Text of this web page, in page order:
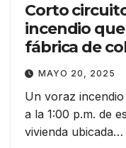
Corto
incendio
fábrica de
MAYO 20, 2025
Un voraz
a la 1:00 p.m. de
vivienda ubicada…